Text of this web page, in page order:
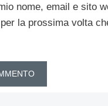
nome, email e sito
la prossima volta